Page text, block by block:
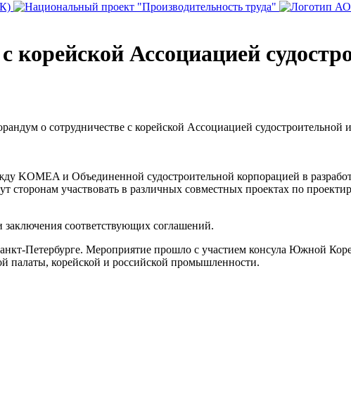
Ассоциацией
о сотрудничестве с корейской Ассоциацией
KOMEA и Объединенной судостроительной корпорацией в
сторонам участвовать в различных совместных проектах по
заключения соответствующих соглашений.
Петербурге. Мероприятие прошло с участием консула Южной
палаты, корейской и российской промышленности.